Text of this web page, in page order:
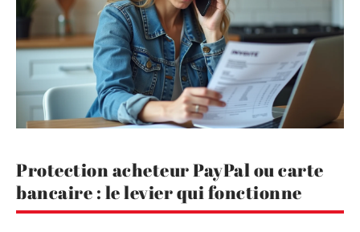
Protection acheteur PayPal ou carte
bancaire : le levier qui fonctionne